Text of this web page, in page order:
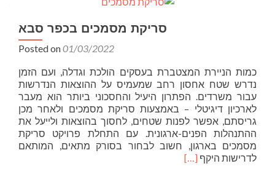
סריקת מסמכים בכפר סבא
Posted on01/03/2022
כמות הניירת המצטברת בעסקים הולכת וגדלה, ועם הזמן
נדרש שטח אחסון רחב שמעמיס על ההוצאות הנדרשות
עבור משרדים. הפתרון היעיל והחסכוני ביותר הוא מעבר
לארכיון דיגיטלי – באמצעות סריקת מסמכים ולאחר מכן
גריסתם, אפשר לפנות שטחים, לחסוך בהוצאות ולייעל את
ההתנהלות הפנים-ארגונית. עם התחלת פרויקט סריקת
מסמכים בארגון, חשוב לבחור בסורק מתאים, המותאם
לדרישות היקף Read
[…]